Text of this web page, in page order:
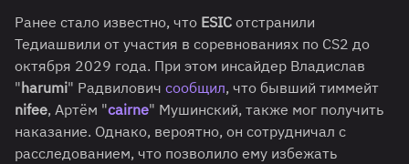
Ранее стало известно, что ESIC отстранили
Тедиашвили от участия в соревнованиях по CS2 до
октября 2029 года. При этом инсайдер Владислав
"harumi" Радвилович сообщил, что бывший тиммейт
nifee, Артём "cairne" Мушинский, также мог получить
наказание. Однако, вероятно, он сотрудничал с
расследованием, что позволило ему избежать